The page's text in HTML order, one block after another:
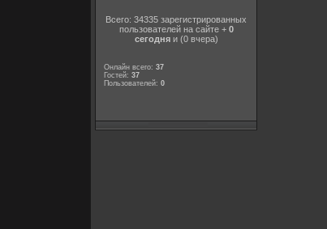
Всего: 34335 зарегистрированных
пользователей на сайте + 0
сегодняи (0 вчера)
Онлайн всего: 37
Гостей: 37
Пользователей: 0